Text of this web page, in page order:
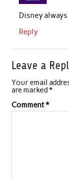
Disney
Reply
Leave a
Your email
are marked*
Comment*